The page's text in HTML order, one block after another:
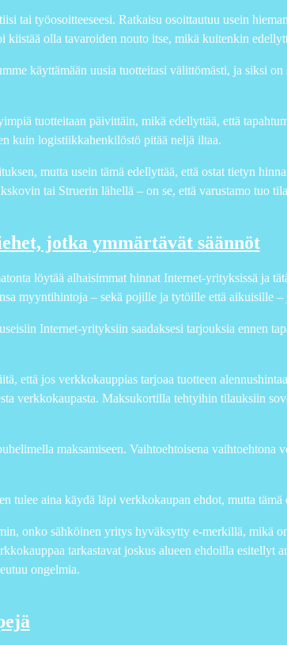
tai työosoitteeseesi. Ratkaisu osoittautuu usein
olla tavaroiden nouto itse, mikä kuitenkin
käyttämään uusia tuotteitasi välittömästi, ja siksi
tuotteitaan päivittäin, mikä edellyttää, että
kuin logistiikkahenkilöstö pitää neljä iltaa.
mutta usein tämä edellyttää, että ostat tietyn
tai Struerin lähellä – on se, että varustamo tuo
jotka ymmärtävät säännöt
löytää alhaisimmat hinnat Internet-yrityksissä ja
myyntihintoja – sekä pojille ja tytöille että aikuisille
Internet-yrityksiin saadaksesi tarjouksia ennen
että jos verkkokauppias tarjoaa tuotteen
verkkokaupasta. Maksukortilla tehtyihin tilauksiin
maksamiseen. Vaihtoehtoisena vaihtoehtona
tulee aina käydä läpi verkkokaupan ehdot, mutta tämä
onko sähköinen yritys hyväksytty e-merkillä, mikä
tarkastavat joskus alueen ehdoilla esitellyt
ongelmia.